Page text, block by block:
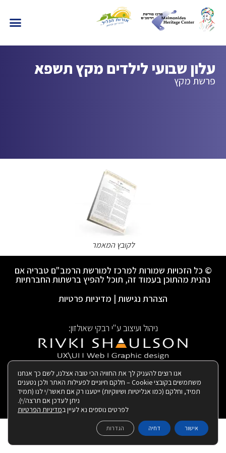
עלון שבועי לילדים מקץ תשפא
פרשת מקץ
לקובץ המאמר
© כל הזכויות שמורות למרכז למורשת הרמב"ם טבריה אם
נהנית מהתוכן בעמוד זה, תוכל להפיץ ברשתות החברתיות
הצהרת נגישות | מדיניות פרטיות
ניהול ועיצוב ע"י רבקי שאולזון:
| בנייה ותחזוקת האתר:
אנו רוצים להעניק לך את החוויה הכי טובה אצלנו, לשם כך אנחנו
משתמשים בקובצי Cookie – חלקם חיוניים לפעילות האתר ולכן נטענים
תמיד, וחלקם (כמו אנליטיות ושיווקיות) ייטענו רק אם תאשר/י לנו (תמיד
ניתן לעדכן אם תרצה/י).
לפרטים נוספים נא לעיין במדיניות הפרטיות
אישור דחיה הגדרות